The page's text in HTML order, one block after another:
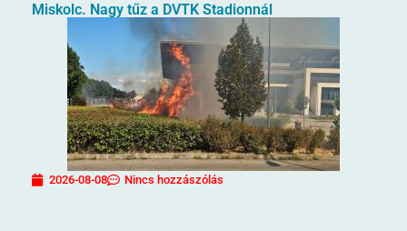
Miskolc. Nagy tűz a DVTK Stadionnál
2026-08-08 Nincs hozzászólás